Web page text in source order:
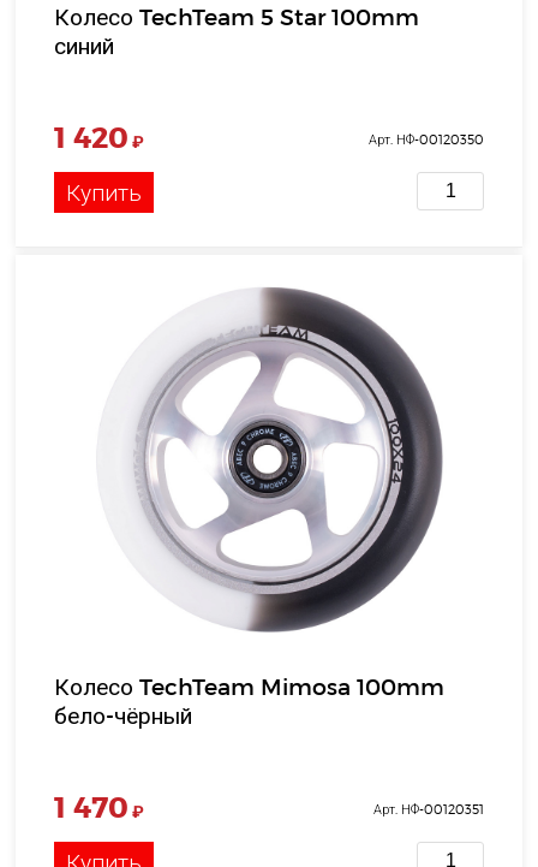
Колесо TechTeam 5 Star 100mm
синий
1 420 ₽ Арт. НФ-00120350
Купить
Колесо TechTeam Mimosa 100mm
бело-чёрный
1 470 ₽ Арт. НФ-00120351